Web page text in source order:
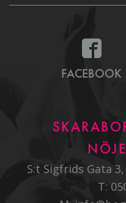
FACEBOOK
S:t Sigfrids Gata
T: